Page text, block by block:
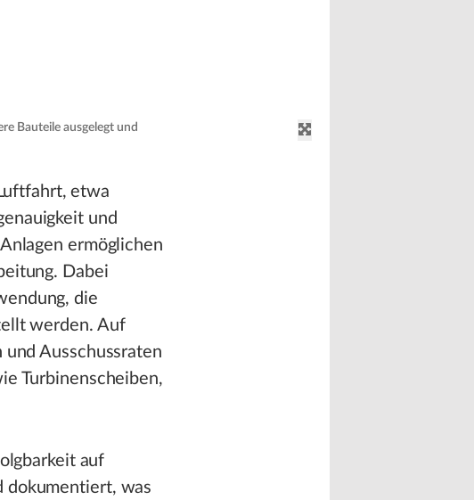
Bauteile ausgelegt und
etwa
und
ermöglichen
Dabei
die
werden. Auf
Ausschussraten
Turbinenscheiben,
auf
dokumentiert, was